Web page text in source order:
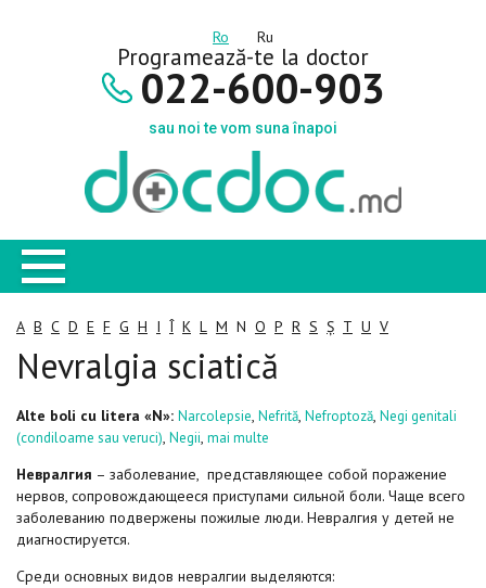
Ro Ru
Programează-te la doctor
022-600-903
sau noi te vom suna înapoi
A B C D E F G H I Î K L M N O P R S Ș T U V
Nevralgia sciatică
Alte boli cu litera «N»: Narcolepsie, Nefrită, Nefroptoză, Negi genitali
(condiloame sau veruci), Negii, mai multe
Невралгия – заболевание, представляющее собой поражение
нервов, сопровождающееся приступами сильной боли. Чаще всего
заболеванию подвержены пожилые люди. Невралгия у детей не
диагностируется.
Среди основных видов невралгии выделяются: